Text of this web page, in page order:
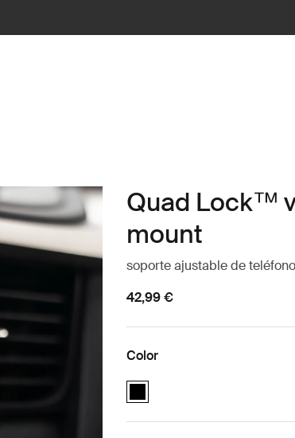
Quad Lock™
mount
soporte ajustable de
42,99 €
Color
Quad Lock™ vent car mount